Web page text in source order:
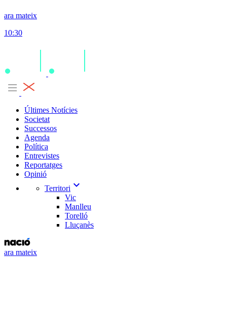
ara mateix
10:30
Últimes Notícies
Societat
Successos
Agenda
Política
Entrevistes
Reportatges
Opinió
Territori expand_more
Vic
Manlleu
Torelló
Lluçanès
ara mateix